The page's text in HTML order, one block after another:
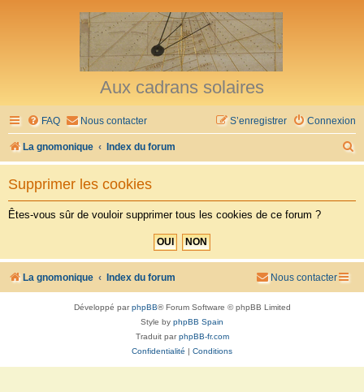
Aux cadrans solaires
FAQ Nous contacter Connexion
S’enregistrer
La gnomonique Index du forum
e
h
Supprimer les cookies
Êtes-vous sûr de vouloir supprimer tous les cookies de ce forum ?
La gnomonique Index du forum Nous contacter
Développé parphpBB® Forum Software © phpBB Limited
Style by phpBB Spain
Traduit parphpBB-fr.com
Confidentialité | Conditions